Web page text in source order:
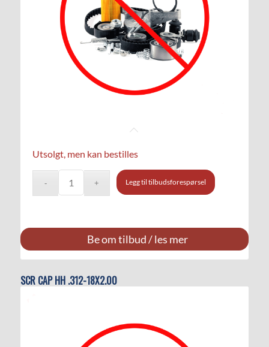
Utsolgt, men kan bestilles
Legg til tilbudsforespørsel
Be om tilbud / les mer
SCR CAP HH .312-18X2.00